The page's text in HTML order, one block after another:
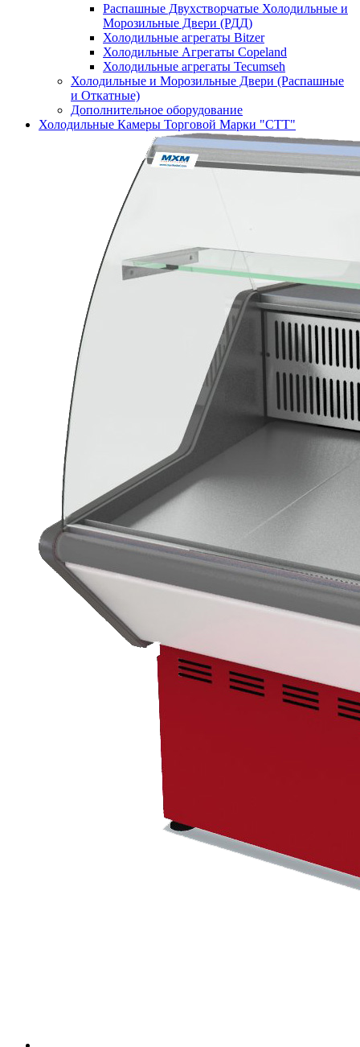
Распашные Двухстворчатые Холодильные и
Морозильные Двери (РДД)
Холодильные агрегаты Bitzer
Холодильные Агрегаты Copeland
Холодильные агрегаты Tecumseh
Холодильные и Морозильные Двери (Распашные
и Откатные)
Дополнительное оборудование
Холодильные Камеры Торговой Марки "СТТ"